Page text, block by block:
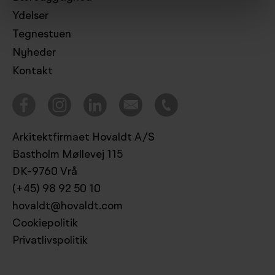
Ydelser
Tegnestuen
Nyheder
Kontakt
Arkitektfirmaet Hovaldt A/S
Bastholm Møllevej 115
DK-9760 Vrå
(+45) 98 92 50 10
hovaldt@hovaldt.com
Cookiepolitik
Privatlivspolitik